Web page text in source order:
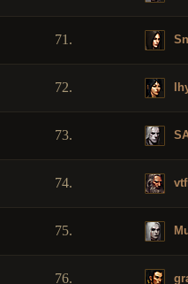
71.
72.
73.
74.
75.
76.